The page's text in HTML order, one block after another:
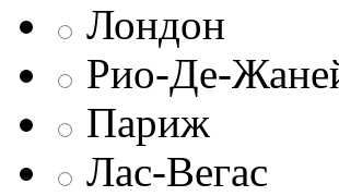
Лондон
Рио-Де-
Париж
Лас-Вегас